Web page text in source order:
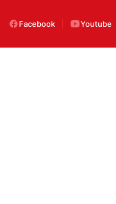
Facebook Youtube